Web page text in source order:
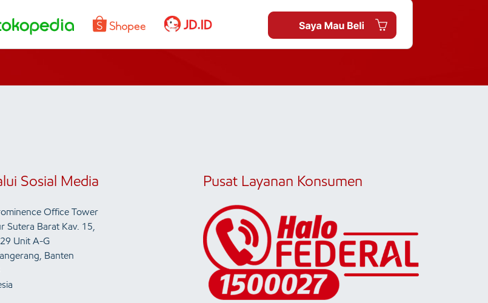
Sosial Media
Office Tower
Sutera Barat Kav. 15,
Unit A-G
Banten
Pusat Layanan Konsumen